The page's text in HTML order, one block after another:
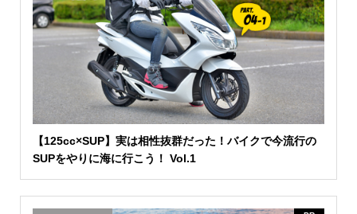
【125cc×SUP】実は相性抜群だった！バイクで今流行の
SUPをやりに海に行こう！ Vol.1